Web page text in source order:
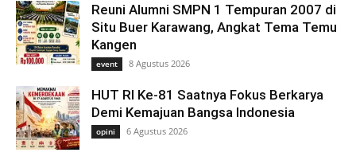
Reuni Alumni SMPN 1 Tempuran 2007 di
Situ Buer Karawang, Angkat Tema Temu
Kangen
event 8 Agustus 2026
HUT RI Ke-81 Saatnya Fokus Berkarya
Demi Kemajuan Bangsa Indonesia
opini 6 Agustus 2026